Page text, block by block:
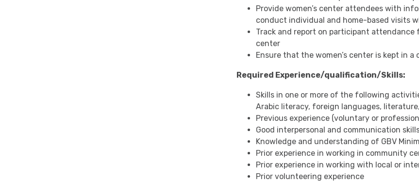
Provide women’s center attendees with
conduct individual and home-based visits
Track and report on participant
center
Ensure that the women’s center is kept in a
Required Experience/qualification/Skills:
Skills in one or more of the following
Arabic literacy, foreign languages,
Previous experience (voluntary or
Good interpersonal and communication
Knowledge and understanding of GBV
Prior experience in working in community
Prior experience in working with local or
Prior volunteering experience